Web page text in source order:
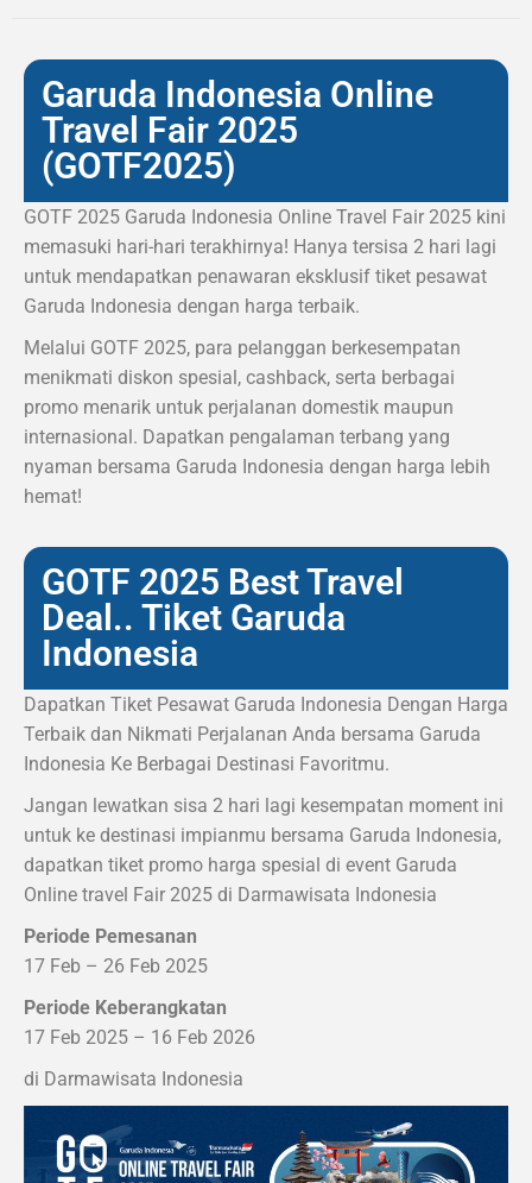
Garuda Indonesia Online
Travel Fair 2025
(GOTF2025)
GOTF 2025 Garuda Indonesia Online Travel Fair 2025 kini
memasuki hari-hari terakhirnya! Hanya tersisa 2 hari lagi
untuk mendapatkan penawaran eksklusif tiket pesawat
Garuda Indonesia dengan harga terbaik.
Melalui GOTF 2025, para pelanggan berkesempatan
menikmati diskon spesial, cashback, serta berbagai
promo menarik untuk perjalanan domestik maupun
internasional. Dapatkan pengalaman terbang yang
nyaman bersama Garuda Indonesia dengan harga lebih
hemat!
GOTF 2025 Best Travel
Deal.. Tiket Garuda
Indonesia
Dapatkan Tiket Pesawat Garuda Indonesia Dengan Harga
Terbaik dan Nikmati Perjalanan Anda bersama Garuda
Indonesia Ke Berbagai Destinasi Favoritmu.
Jangan lewatkan sisa 2 hari lagi kesempatan moment ini
untuk ke destinasi impianmu bersama Garuda Indonesia,
dapatkan tiket promo harga spesial di event Garuda
Online travel Fair 2025 di Darmawisata Indonesia
Periode Pemesanan
17 Feb – 26 Feb 2025
Periode Keberangkatan
17 Feb 2025 – 16 Feb 2026
di Darmawisata Indonesia